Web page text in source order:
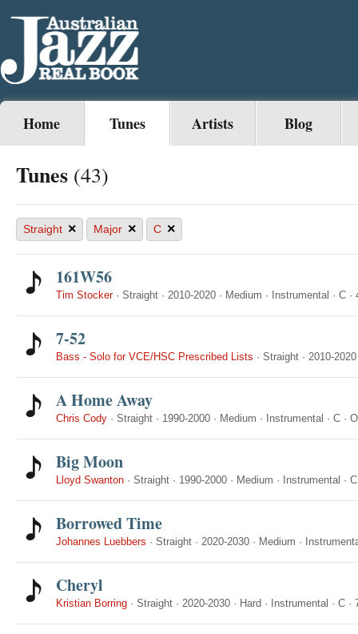
Home Tunes Artists Blog
Tunes (43)
Straight × Major × C ×
161W56
Tim Stocker· Straight · 2010-2020 · Medium · Instrumental · C ·
7-52
Bass - Solo for VCE/HSC Prescribed Lists · Straight · 2010-2020
A Home Away
Chris Cody · Straight · 1990-2000 · Medium · Instrumental · C ·
Big Moon
Lloyd Swanton · Straight · 1990-2000 · Medium · Instrumental · C
Borrowed Time
Johannes Luebbers · Straight · 2020-2030 · Medium ·
Cheryl
Kristian Borring · Straight · 2020-2030 · Hard · Instrumental · C ·